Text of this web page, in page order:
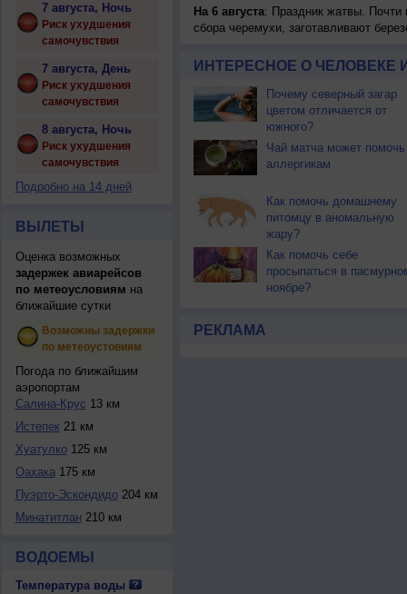
7 августа, Ночь
Риск ухудшения
самочувствия
7 августа, День
Риск ухудшения
самочувствия
8 августа, Ночь
Риск ухудшения
самочувствия
Подробно на 14 дней
ВЫЛЕТЫ
Оценка возможных
задержек авиарейсов
по метеоусловиям на
ближайшие сутки
Возможны задержки
по метеоустовиям
Погода по ближайшим
аэропортам
Салина-Крус 13 км
Истепек21 км
Хуатулко125 км
Оахака175 км
Пуэрто-Эскондидо204 км
Минатитлан 210 км
ВОДОЕМЫ
Температура воды
На 6 августа: Праздник жатвы. Почти
сбора черемухи, заготавливают
ИНТЕРЕСНОЕ О ЧЕЛОВЕКЕ
Почему северный загар
цветом отличается от
южного?
Чай матча может помочь
аллергикам
Как помочь домашнему
питомцу в аномальную
жару?
Как помочь себе
просыпаться в
ноябре?
РЕКЛАМА